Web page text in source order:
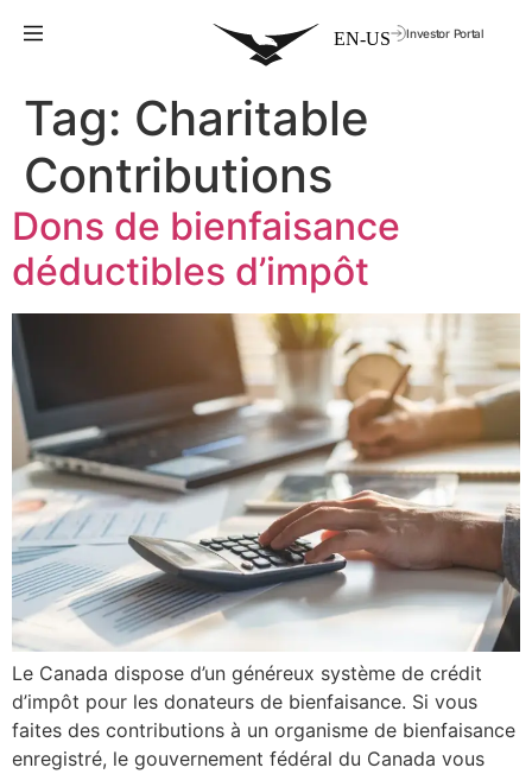
Investor Portal
Tag: Charitable
Contributions
Dons de bienfaisance
déductibles d’impôt
Le Canada dispose d’un généreux système de crédit
d’impôt pour les donateurs de bienfaisance. Si vous
faites des contributions à un organisme de bienfaisance
enregistré, le gouvernement fédéral du Canada vous